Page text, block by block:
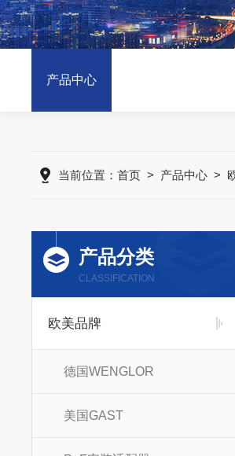
产品中心
当前位置：首页 > 产品中心 >
产品分类
CLASSIFICATION
欧美品牌
德国WENGLOR
美国GAST